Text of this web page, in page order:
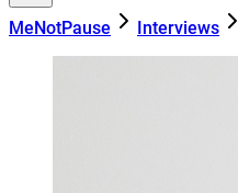
MeNotPause Interviews